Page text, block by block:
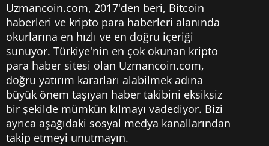
Uzmancoin.com, 2017'den beri, Bitcoin
haberleri ve kripto para haberleri alanında
okurlarına en hızlı ve en doğru içeriği
sunuyor. Türkiye'nin en çok okunan kripto
para haber sitesi olan Uzmancoin.com,
doğru yatırım kararları alabilmek adına
büyük önem taşıyan haber takibini eksiksiz
bir şekilde mümkün kılmayı vadediyor. Bizi
ayrıca aşağıdaki sosyal medya kanallarından
takip etmeyi unutmayın.